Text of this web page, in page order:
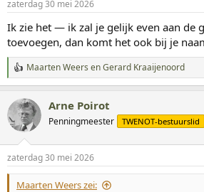
n
g
e
:
zaterdag 30 mei 2026
Ik zie het — ik zal je gelijk even aan de
toevoegen, dan komt het ook bij je
W
a
r
d
e
n
g
Maarten Weers enGerard Kraaijenoord
Arne Ρоirοt
Penningmeester TWENOT-bestuurslid
zaterdag 30 mei 2026
Maarten Weers zei: